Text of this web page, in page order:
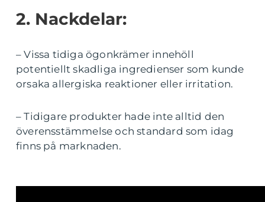
2. Nackdelar:
– Vissa tidiga ögonkrämer innehöll
potentiellt skadliga ingredienser som kunde
orsaka allergiska reaktioner eller irritation.
– Tidigare produkter hade inte alltid den
överensstämmelse och standard som idag
finns på marknaden.